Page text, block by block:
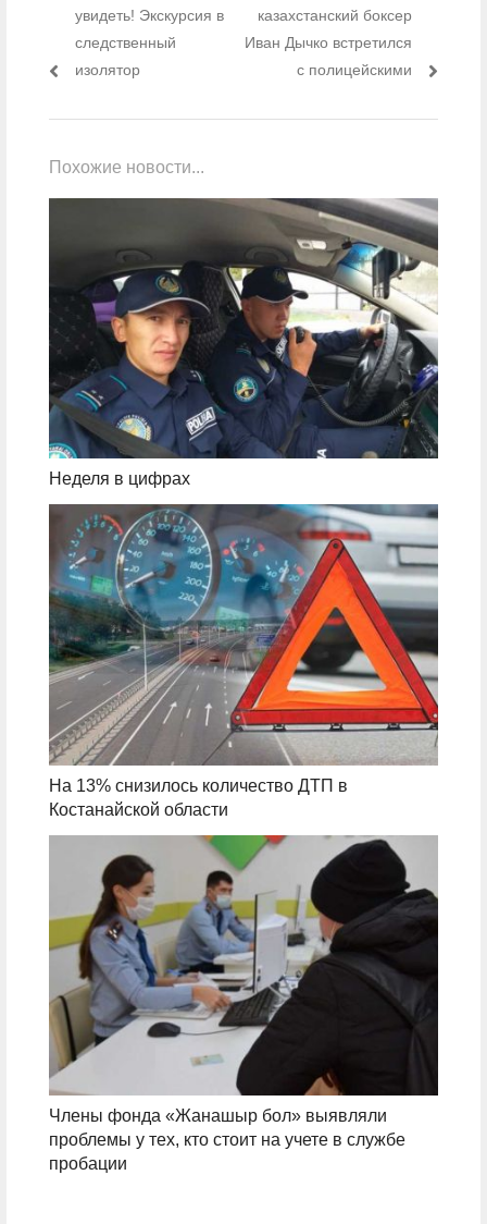
увидеть! Экскурсия в
следственный
изолятор
пост:
казахстанский боксер
Иван Дычко встретился
с полицейскими
Похожие новости...
Неделя в цифрах
На 13% снизилось количество ДТП в
Костанайской области
Члены фонда «Жанашыр бол» выявляли
проблемы у тех, кто стоит на учете в службе
пробации